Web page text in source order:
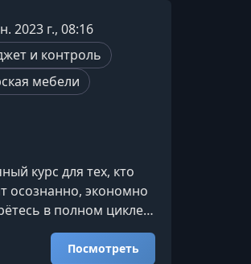
Галина
весь процесс
финальной с
2023 г., 08:16
и контроль
мебели
курс для тех, кто
осознанно, экономно
в полном цикле
подходы к
навыки, которые
Посмотреть